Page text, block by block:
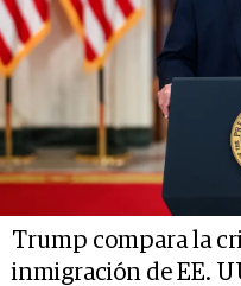
Trump compara la
inmigración de EE.